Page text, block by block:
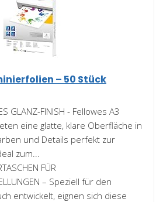
– 50 Stück
GLANZ-FINISH - Fellowes A3
eine glatte, klare Oberfläche in
und Details perfekt zur
zum...
FÜR
– Speziell für den
entwickelt, eignen sich diese